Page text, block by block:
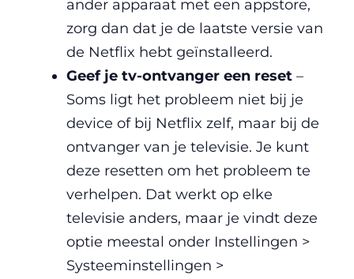
ander apparaat met een appstore,
zorg dan dat je de laatste versie van
de Netflix hebt geïnstalleerd.
Geef je tv-ontvanger een reset –
Soms ligt het probleem niet bij je
device of bij Netflix zelf, maar bij de
ontvanger van je televisie. Je kunt
deze resetten om het probleem te
verhelpen. Dat werkt op elke
televisie anders, maar je vindt deze
optie meestal onder Instellingen >
Systeeminstellingen >